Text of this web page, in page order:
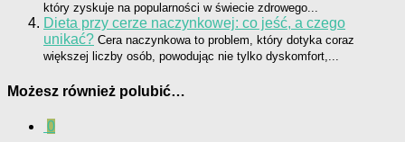
który zyskuje na popularności w świecie zdrowego...
Dieta przy cerze naczynkowej: co jeść, a czego
unikać? Cera naczynkowa to problem, który dotyka coraz
większej liczby osób, powodując nie tylko dyskomfort,...
Możesz również polubić…
0